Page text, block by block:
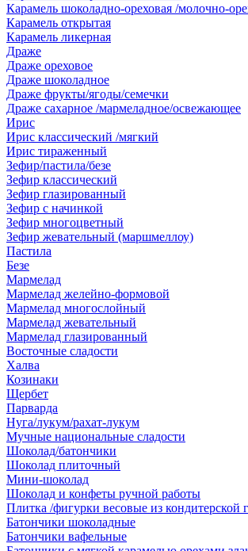
Карамель шоколадно-ореховая /молочно-
Карамель открытая
Карамель ликерная
Драже
Драже ореховое
Драже шоколадное
Драже фрукты/ягоды/семечки
Драже сахарное /мармеладное/освежающее
Ирис
Ирис классический /мягкий
Ирис тираженный
Зефир/пастила/безе
Зефир классический
Зефир глазированный
Зефир с начинкой
Зефир многоцветный
Зефир жевательный (маршмеллоу)
Пастила
Безе
Мармелад
Мармелад желейно-формовой
Мармелад многослойный
Мармелад жевательный
Мармелад глазированный
Восточные сладости
Халва
Козинаки
Щербет
Парварда
Нуга/лукум/рахат-лукум
Мучные национальные сладости
Шоколад/батончики
Шоколад плиточный
Мини-шоколад
Шоколад и конфеты ручной работы
Плитка /фигурки весовые из кондитерской
Батончики шоколадные
Батончики вафельные